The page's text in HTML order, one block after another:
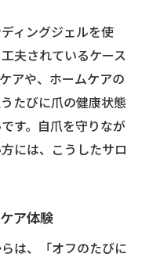
ィングジェルを使
夫されているケース
アや、ホームケアの
たびに爪の健康状態
す。自爪を守りなが
には、こうしたサロ
ア体験
は、「オフのたびに